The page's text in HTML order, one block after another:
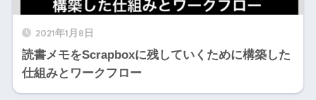
2021年1月8日
読書メモをScrapboxに残していくために構築した
仕組みとワークフロー